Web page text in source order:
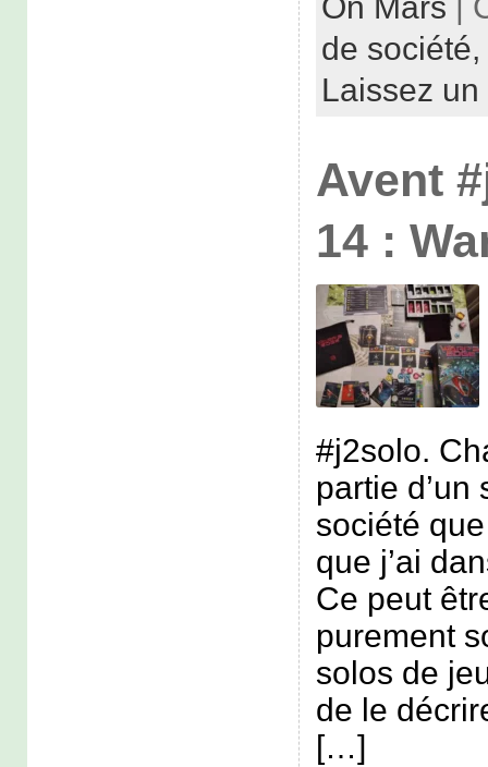
de société,
Laissez
Avent
14 :
#j2solo.
partie d’un
société
que j’ai
Ce peut
purement
solos de
de le
[…]